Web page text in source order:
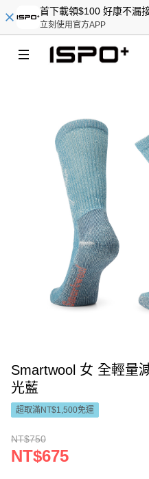
首下載領$100 好康不漏
立刻使用官方APP
Smartwool 女 全輕量
光藍
超取滿NT$1,500免運
NT$750
NT$675